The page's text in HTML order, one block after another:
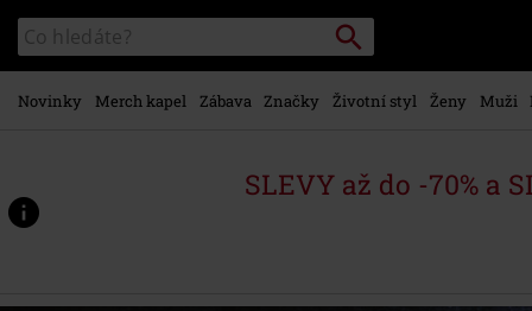
hlavnímu
obsahu
Katalog
vyhledávání
Vyhledávání
Novinky Merch kapel Zábava Značky Životní styl Ženy Muži
SLEVY až do -70% a